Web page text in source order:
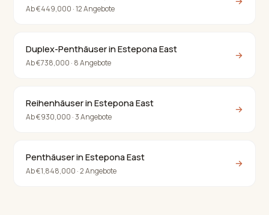
Ab €449,000 · 12 Angebote
Duplex-Penthäuser in Estepona East
Ab €738,000 · 8 Angebote
→
Reihenhäuser in Estepona East
Ab €930,000 · 3 Angebote
→
Penthäuser in Estepona East
Ab €1,848,000 · 2 Angebote
→